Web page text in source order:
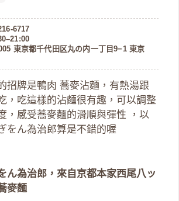
6717
東京都千代田区丸の内一丁目9−1 東京
招牌是鴨肉 蕎麥沾麵，有熱湯跟
，吃這樣的沾麵很有趣，可以調整
，感受蕎麥麵的滑順與彈性 ，以
をん為治郎算是不錯的喔
ん為治郎，來自京都本家西尾八ッ
麥麵